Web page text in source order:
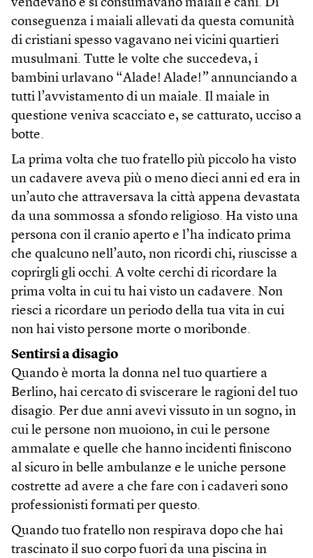
vendevano e si consumavano maiali e cani. Di
conseguenza i maiali allevati da questa comunità
di cristiani spesso vagavano nei vicini quartieri
musulmani. Tutte le volte che succedeva, i
bambini urlavano “Alade! Alade!” annunciando a
tutti l’avvistamento di un maiale. Il maiale in
questione veniva scacciato e, se catturato, ucciso a
botte.
La prima volta che tuo fratello più piccolo ha visto
un cadavere aveva più o meno dieci anni ed era in
un’auto che attraversava la città appena devastata
da una sommossa a sfondo religioso. Ha visto una
persona con il cranio aperto e l’ha indicato prima
che qualcuno nell’auto, non ricordi chi, riuscisse a
coprirgli gli occhi. A volte cerchi di ricordare la
prima volta in cui tu hai visto un cadavere. Non
riesci a ricordare un periodo della tua vita in cui
non hai visto persone morte o moribonde.
Sentirsi a disagio
Quando è morta la donna nel tuo quartiere a
Berlino, hai cercato di sviscerare le ragioni del tuo
disagio. Per due anni avevi vissuto in un sogno, in
cui le persone non muoiono, in cui le persone
ammalate e quelle che hanno incidenti finiscono
al sicuro in belle ambulanze e le uniche persone
costrette ad avere a che fare con i cadaveri sono
professionisti formati per questo.
Quando tuo fratello non respirava dopo che hai
trascinato il suo corpo fuori da una piscina in